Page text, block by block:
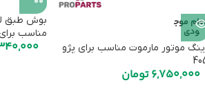
موج
ودی
موتور مارموت مناسب برای پژو
6,750,000تومان
بوش طبق
مناسب برای